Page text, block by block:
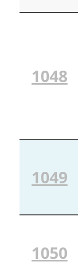
1048
1049
1050